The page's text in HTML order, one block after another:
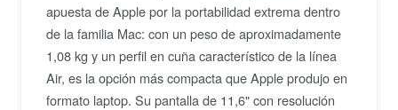
apuesta de Apple por la portabilidad extrema dentro
de la familia Mac: con un peso de aproximadamente
1,08 kg y un perfil en cuña característico de la línea
Air, es la opción más compacta que Apple produjo en
formato laptop. Su pantalla de 11,6" con resolución